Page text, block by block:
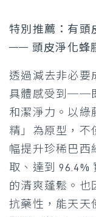
特別推薦：有頭
—— 頭皮淨化蜂
透過減去非必要
具體感受到──
和潔淨力。以綠
精」為原型，不
幅提升珍稀巴西
取、達到 96.4%
的清爽蓬鬆。也
抗藥性，能天天